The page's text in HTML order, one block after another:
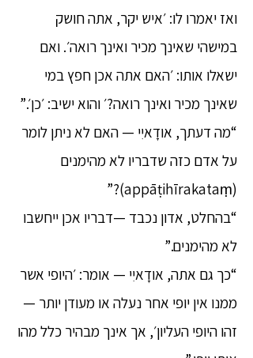
ואז יאמרו לו: ׳איש יקר, אתה חושק
במישהי שאינך מכיר ואינך רואה׳. ואם
ישאלו אותו: ׳האם אתה אכן חפץ במי
שאינך מכיר ואינך רואה?׳ והוא ישיב: ׳כן׳.”
“מה דעתך, אודָאיִי — האם לא ניתן לומר
על אדם כזה שדבריו לא מהימנים
(appāṭihīrakataṃ)?”
“בהחלט, אדון נכבד —דבריו אכן ייחשבו
לא מהימנים.”
“כך גם אתה, אודָאיִי — אומר: ׳היופי אשר
ממנו אין יופי אחר נעלה או מעודן יותר —
זהו היופי העליון׳, אך אינך מבהיר כלל מהו